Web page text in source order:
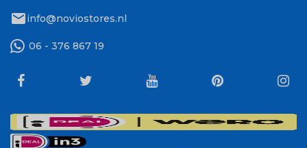
mailinfo@noviostores.nl
06 - 376 867 19